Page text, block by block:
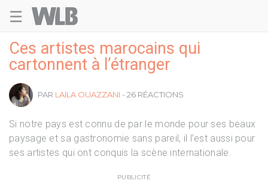
☰
Ces artistes marocains qui
cartonnent à l’étranger
PAR LAILA OUAZZANI - 26 RÉACTIONS
Si notre pays est connu de par le monde pour ses beaux
paysage et sa gastronomie sans pareil, il l’est aussi pour
ses artistes qui ont conquis la scène internationale.
PUBLICITÉ